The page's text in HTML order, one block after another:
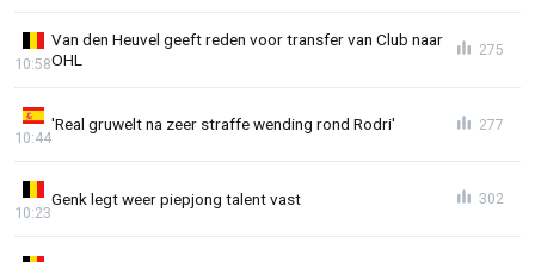
Van den Heuvel geeft reden voor transfer van Club naar
OHL
10:58
275
'Real gruwelt na zeer straffe wending rond Rodri'
10:44
277
Genk legt weer piepjong talent vast
10:23
302